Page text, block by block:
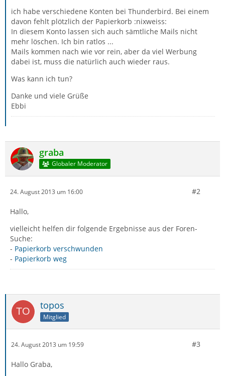
ich habe verschiedene Konten bei Thunderbird. Bei einem
davon fehlt plötzlich der Papierkorb :nixweiss:
In diesem Konto lassen sich auch sämtliche Mails nicht
mehr löschen. Ich bin ratlos ...
Mails kommen nach wie vor rein, aber da viel Werbung
dabei ist, muss die natürlich auch wieder raus.
Was kann ich tun?
Danke und viele Grüße
Ebbi
graba
Globaler Moderator
24. August 2013 um 16:00 #2
Hallo,
vielleicht helfen dir folgende Ergebnisse aus der Foren-
Suche:
- Papierkorb verschwunden
- Papierkorb weg
topos
Mitglied
24. August 2013 um 19:59 #3
Hallo Graba,